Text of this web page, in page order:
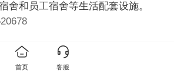
舍和员工宿舍等生活配套设施。
公顷（租满）；扩大区50公顷（招
首页 客服